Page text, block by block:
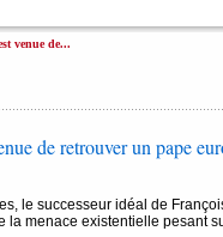
venue de...
de retrouver un pape
le successeur idéal de
la menace existentielle pesant